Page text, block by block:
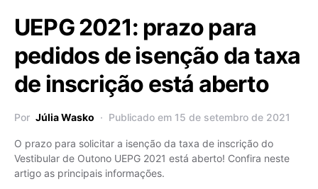
UEPG 2021: prazo para
pedidos de isenção da taxa
de inscrição está aberto
Por Júlia Wasko Publicado em 15 de setembro de 2021
O prazo para solicitar a isenção da taxa de inscrição do
Vestibular de Outono UEPG 2021 está aberto! Confira neste
artigo as principais informações.